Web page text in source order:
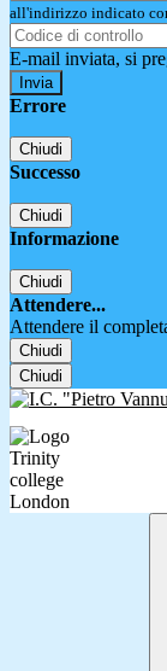
all'indirizzo indicato
E-mail inviata, si
Errore
Chiudi
Successo
Chiudi
Informazione
Chiudi
Attendere...
Attendere il
Chiudi
Chiudi